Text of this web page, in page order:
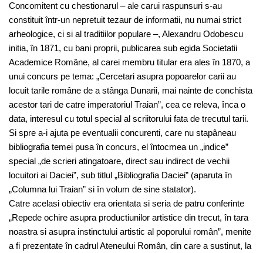
Concomitent cu chestionarul – ale carui raspunsuri s-au
constituit într-un nepretuit tezaur de informatii, nu numai strict
arheologice, ci si al traditiilor populare –, Alexandru Odobescu
initia, în 1871, cu bani proprii, publicarea sub egida Societatii
Academice Române, al carei membru titular era ales în 1870, a
unui concurs pe tema: „Cercetari asupra popoarelor carii au
locuit tarile române de a stânga Dunarii, mai nainte de conchista
acestor tari de catre imperatoriul Traian”, cea ce releva, înca o
data, interesul cu totul special al scriitorului fata de trecutul tarii.
Si spre a-i ajuta pe eventualii concurenti, care nu stapâneau
bibliografia temei pusa în concurs, el întocmea un „indice”
special „de scrieri atingatoare, direct sau indirect de vechii
locuitori ai Daciei”, sub titlul „Bibliografia Daciei” (aparuta în
„Columna lui Traian” si în volum de sine statator).
Catre acelasi obiectiv era orientata si seria de patru conferinte
„Repede ochire asupra productiunilor artistice din trecut, în tara
noastra si asupra instinctului artistic al poporului român”, menite
a fi prezentate în cadrul Ateneului Român, din care a sustinut, la